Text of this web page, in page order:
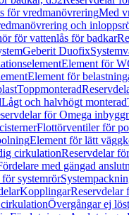
för vredmanövreringMed
och
för vattenlås för badkar
Geberit Duofix
Element för
Element för
Toppmonterad
Lågt och halvhögt monterad
för Omega
Flottörventiler för
Element för lätt
cirkulationReservdelar
med gängad
för systemrör
KopplingarReservdelar
Övergångar ej